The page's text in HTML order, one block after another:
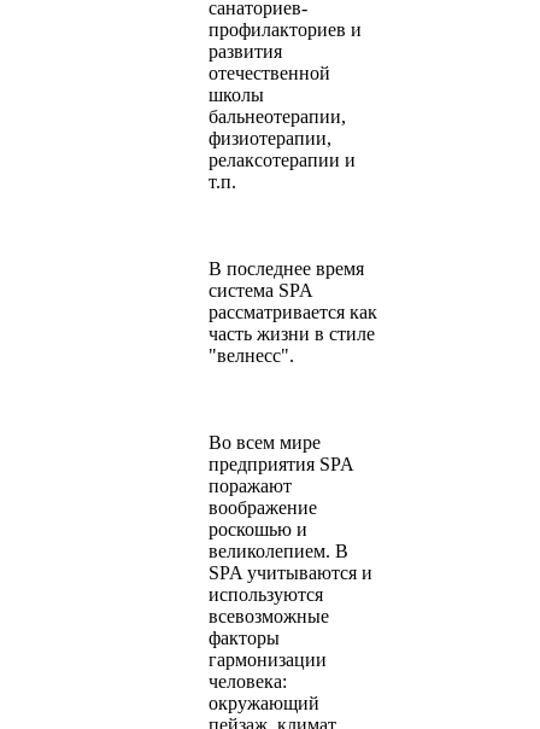
санаториев-
профилакториев и
развития
отечественной
школы
бальнеотерапии,
физиотерапии,
релаксотерапии и
т.п.
В последнее время
система SPA
рассматривается как
часть жизни в стиле
"велнесс".
Во всем мире
предприятия SPA
поражают
воображение
роскошью и
великолепием. В
SPA учитываются и
используются
всевозможные
факторы
гармонизации
человека:
окружающий
пейзаж, климат,